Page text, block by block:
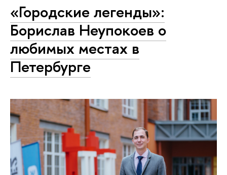
«Городские легенды»:
Борислав Неупокоев о
любимых местах в
Петербурге